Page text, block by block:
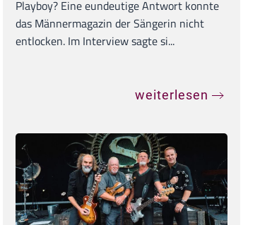
Playboy? Eine eundeutige Antwort konnte
das Männermagazin der Sängerin nicht
entlocken. Im Interview sagte si...
weiterlesen